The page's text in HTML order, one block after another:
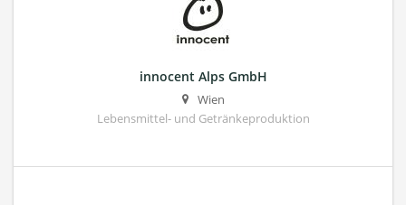
innocent Alps GmbH
Wien
Lebensmittel- und Getränkeproduktion